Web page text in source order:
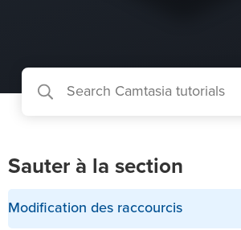
Sauter à la section
Modification des raccourcis